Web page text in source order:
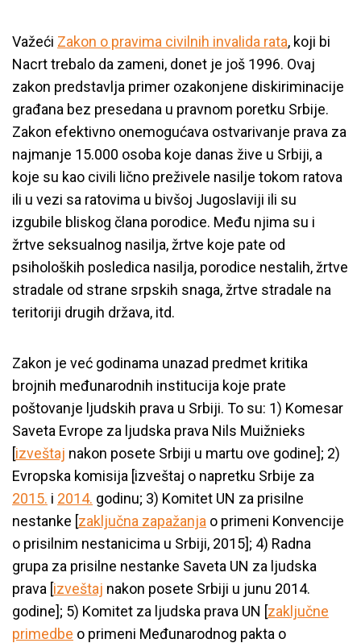
Važeći Zakon o pravima civilnih invalida rata, koji bi
Nacrt trebalo da zameni, donet je još 1996. Ovaj
zakon predstavlja primer ozakonjene diskiriminacije
građana bez presedana u pravnom poretku Srbije.
Zakon efektivno onemogućava ostvarivanje prava za
najmanje 15.000 osoba koje danas žive u Srbiji, a
koje su kao civili lično preživele nasilje tokom ratova
ili u vezi sa ratovima u bivšoj Jugoslaviji ili su
izgubile bliskog člana porodice. Među njima su i
žrtve seksualnog nasilja, žrtve koje pate od
psiholoških posledica nasilja, porodice nestalih, žrtve
stradale od strane srpskih snaga, žrtve stradale na
teritoriji drugih država, itd.
Zakon je već godinama unazad predmet kritika
brojnih međunarodnih institucija koje prate
poštovanje ljudskih prava u Srbiji. To su: 1) Komesar
Saveta Evrope za ljudska prava Nils Muižnieks
[izveštaj nakon posete Srbiji u martu ove godine]; 2)
Evropska komisija [izveštaj o napretku Srbije za
2015. i 2014. godinu; 3) Komitet UN za prisilne
nestanke [zaključna zapažanja o primeni Konvencije
o prisilnim nestanicima u Srbiji, 2015]; 4) Radna
grupa za prisilne nestanke Saveta UN za ljudska
prava [izveštaj nakon posete Srbiji u junu 2014.
godine]; 5) Komitet za ljudska prava UN [zaključne
primedbe o primeni Međunarodnog pakta o